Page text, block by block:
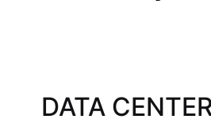
DATA CENTER